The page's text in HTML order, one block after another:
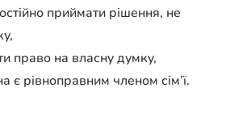
приймати рішення, не
право на власну думку,
є рівноправним членом сім’ї.